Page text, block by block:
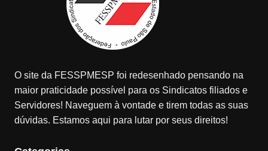
O site da FESSPMESP foi redesenhado pensando na
maior praticidade possível para os Sindicatos filiados e
Servidores! Naveguem à vontade e tirem todas as suas
dúvidas. Estamos aqui para lutar por seus direitos!